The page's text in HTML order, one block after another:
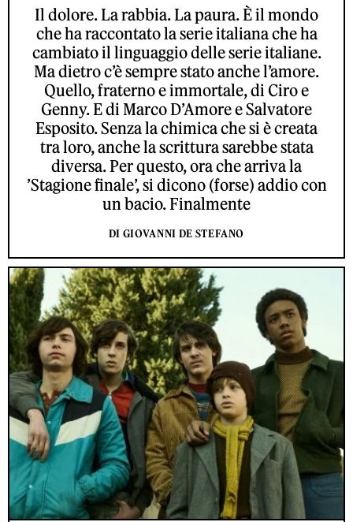
Il dolore. La rabbia. La paura. È il mondo
che ha raccontato la serie italiana che ha
cambiato il linguaggio delle serie italiane.
Ma dietro c’è sempre stato anche l’amore.
Quello, fraterno e immortale, di Ciro e
Genny. E di Marco D’Amore e Salvatore
Esposito. Senza la chimica che si è creata
tra loro, anche la scrittura sarebbe stata
diversa. Per questo, ora che arriva la
’Stagione finale’, si dicono (forse) addio con
un bacio. Finalmente
DI GIOVANNI DE STEFANO